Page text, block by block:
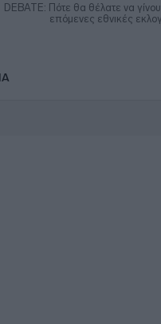
DEBATE: Πότε θα θέλατε να
επόμενες εθνικές